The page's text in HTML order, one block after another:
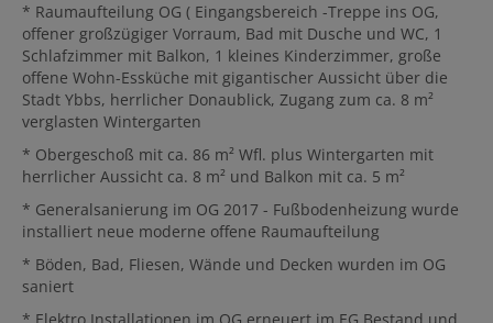
* Raumaufteilung OG ( Eingangsbereich -Treppe ins OG,
offener großzügiger Vorraum, Bad mit Dusche und WC, 1
Schlafzimmer mit Balkon, 1 kleines Kinderzimmer, große
offene Wohn-Essküche mit gigantischer Aussicht über die
Stadt Ybbs, herrlicher Donaublick, Zugang zum ca. 8 m²
verglasten Wintergarten
* Obergeschoß mit ca. 86 m² Wfl. plus Wintergarten mit
herrlicher Aussicht ca. 8 m² und Balkon mit ca. 5 m²
* Generalsanierung im OG 2017 - Fußbodenheizung wurde
installiert neue moderne offene Raumaufteilung
* Böden, Bad, Fliesen, Wände und Decken wurden im OG
saniert